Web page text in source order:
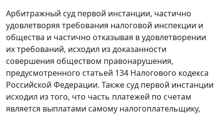
Арбитражный суд первой инстанции, частично
удовлетворяя требования налоговой инспекции и
общества и частично отказывая в удовлетворении
их требований, исходил из доказанности
совершения обществом правонарушения,
предусмотренного статьей 134 Налогового кодекса
Российской Федерации. Также суд первой инстанции
исходил из того, что часть платежей по счетам
является выплатами самому налогоплательщику,